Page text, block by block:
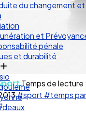
et Prévoyance
pénale
et durabilité
Temps de lecture
#sport #temps